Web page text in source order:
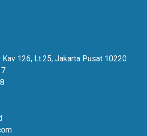
126, Lt.25, Jakarta Pusat 10220